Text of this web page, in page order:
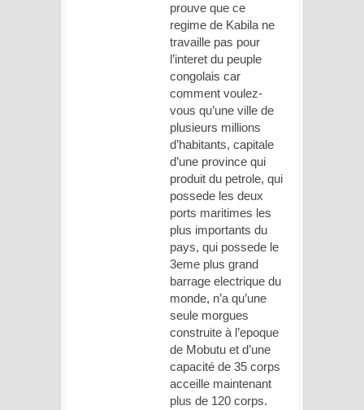
prouve que ce
regime de Kabila ne
travaille pas pour
l’interet du peuple
congolais car
comment voulez-
vous qu’une ville de
plusieurs millions
d’habitants, capitale
d’une province qui
produit du petrole, qui
possede les deux
ports maritimes les
plus importants du
pays, qui possede le
3eme plus grand
barrage electrique du
monde, n’a qu’une
seule morgues
construite à l’epoque
de Mobutu et d’une
capacité de 35 corps
acceille maintenant
plus de 120 corps.